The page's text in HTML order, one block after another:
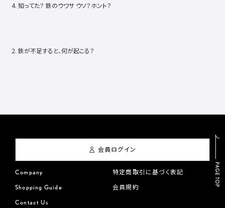
4. 知ってた？ 鉄のウワサ ウソ？ホント？
2. 鉄が不足すると、何が起こる？
Company
Shopping Guide
Contact Us
特定商取引に基づく表記
会員規約
会員ログイン